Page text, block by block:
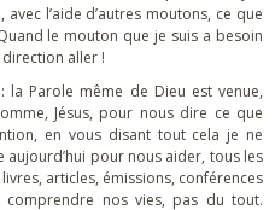
l’aide d’autres moutons, ce que
le mouton que je suis a besoin
aller !
la Parole même de Dieu est venue,
Jésus, pour nous dire ce que
en vous disant tout cela je ne
aujourd’hui pour nous aider, tous les
articles, émissions, conférences
nos vies, pas du tout.